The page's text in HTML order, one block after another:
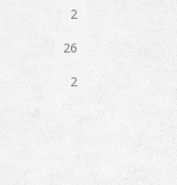
2
26
2